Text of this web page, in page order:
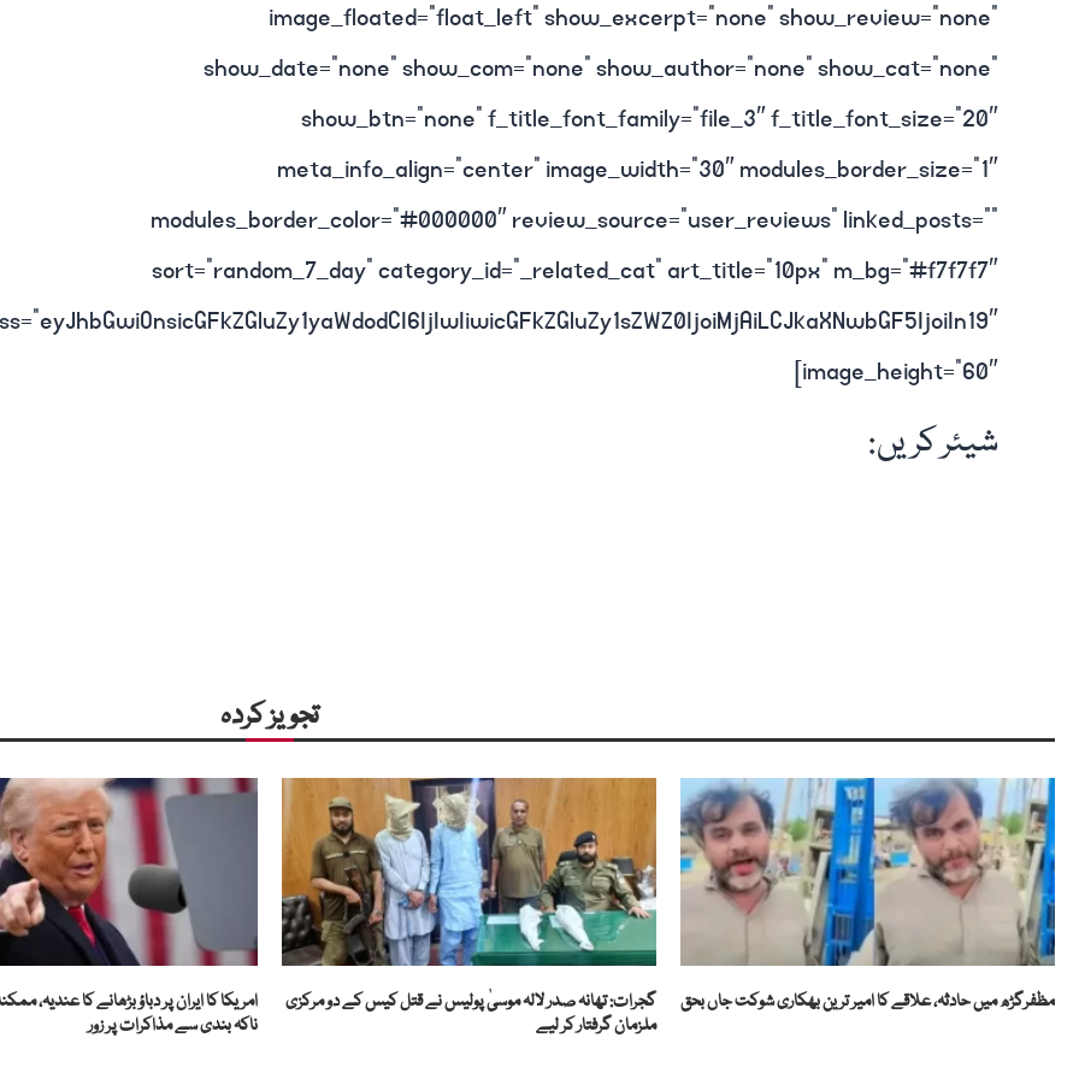
image_floated=”float_left” show_excerpt=”none” show_review=”none”
show_date=”none” show_com=”none” show_author=”none” show_cat=”none”
show_btn=”none” f_title_font_family=”file_3″ f_title_font_size=”20″
meta_info_align=”center” image_width=”30″ modules_border_size=”1″
modules_border_color=”#000000″ review_source=”user_reviews” linked_posts=””
sort=”random_7_day” category_id=”_related_cat” art_title=”10px” m_bg=”#f7f7f7″
image_height=”60″]
شیئر کریں:
تجویز کردہ
مظفرگڑھ میں حادثہ، علاقے کا امیر ترین بھکاری شوکت جاں بحق
گجرات: تھانہ صدر لالہ موسیٰ پولیس نے قتل کیس کے دو مرکزی
ملزمان گرفتار کر لیے
امریکا کا ایران پر دباؤ بڑھانے کا عندیہ،
ناکہ بندی سے مذاکرات پر زور